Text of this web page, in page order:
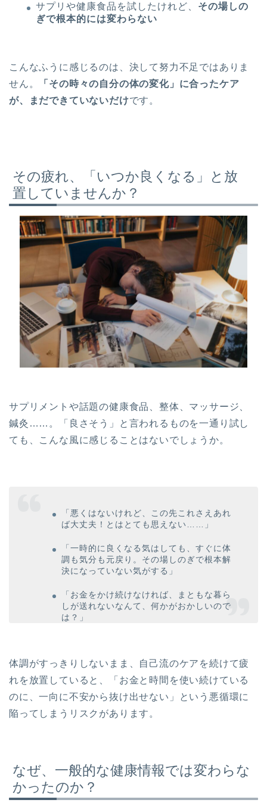
サプリや健康食品を試したけれど、 その場しの
ぎで根本的には変わらない
こんなふうに感じるのは、決して努力不足ではありま
せん。
「その時々の自分の体の変化」に合ったケア
が、まだできていないだけです。
その疲れ、「いつか良くなる」と放
置していませんか？
サプリメントや話題の健康食品、整体、マッサージ、
鍼灸……。「良さそう」と言われるものを一通り試し
ても、こんな風に感じることはないでしょうか。
「悪くはないけれど、この先これさえあれ
ば大丈夫！とはとても思えない……」
「一時的に良くなる気はしても、すぐに体
調も気分も元戻り。その場しのぎで根本解
決になっていない気がする」
「お金をかけ続けなければ、まともな暮ら
しが送れないなんて、何かがおかしいので
は？」
体調がすっきりしないまま、自己流のケアを続けて疲
れを放置していると、「お金と時間を使い続けている
のに、一向に不安から抜け出せない」という悪循環に
陥ってしまうリスクがあります。
なぜ、一般的な健康情報では変わらな
かったのか？